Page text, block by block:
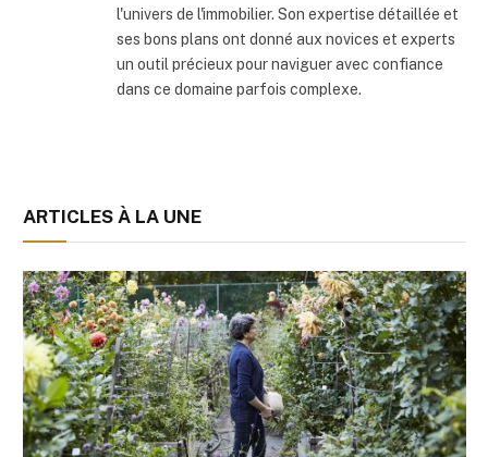
l'univers de l'immobilier. Son expertise détaillée et
ses bons plans ont donné aux novices et experts
un outil précieux pour naviguer avec confiance
dans ce domaine parfois complexe.
ARTICLES À LA UNE